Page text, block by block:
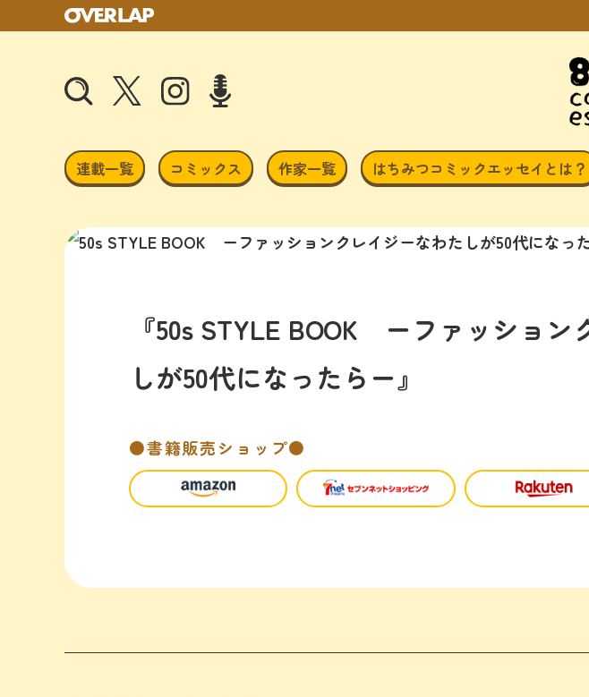
連載一覧 コミックス 作家一覧 はちみつコミックエッセイとは？
『50s STYLE BOOK ーファッション
しが50代になったらー』
●書籍販売ショップ●